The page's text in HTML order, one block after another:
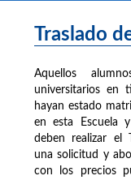
Traslado
Aquellos
universitarios en
hayan estado
en esta Escuela
deben realizar el
una solicitud y
con los precios